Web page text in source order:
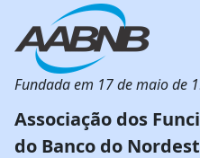
Fundada em 17 de maio de
Associação dos
do Banco do